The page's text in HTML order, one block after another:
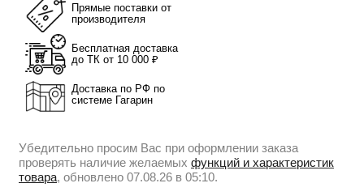
Прямые поставки от
производителя
Бесплатная доставка
до ТК от 10 000 ₽
Доставка по РФ по
системе Гагарин
Убедительно просим Вас при оформлении заказа
проверять наличие желаемых функций и характеристик
товара, обновлено 07.08.26 в 05:10.